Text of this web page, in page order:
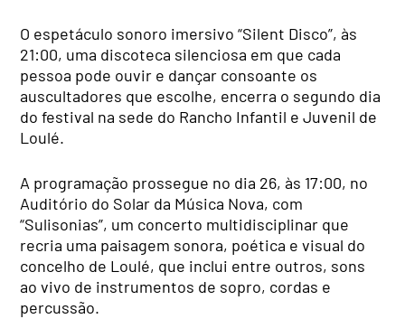
O espetáculo sonoro imersivo “Silent Disco”, às
21:00, uma discoteca silenciosa em que cada
pessoa pode ouvir e dançar consoante os
auscultadores que escolhe, encerra o segundo dia
do festival na sede do Rancho Infantil e Juvenil de
Loulé.
A programação prossegue no dia 26, às 17:00, no
Auditório do Solar da Música Nova, com
“Sulisonias”, um concerto multidisciplinar que
recria uma paisagem sonora, poética e visual do
concelho de Loulé, que inclui entre outros, sons
ao vivo de instrumentos de sopro, cordas e
percussão.